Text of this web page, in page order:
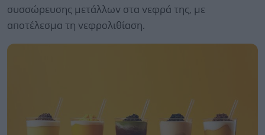
συσσώρευσης μετάλλων στα νεφρά της, με
αποτέλεσμα τη νεφρολιθίαση.